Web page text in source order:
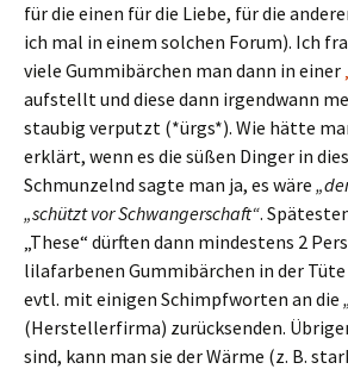
für die einen für die Liebe, für die
ich mal in einem solchen Forum). Ich
viele Gummibärchen man dann in einer
aufstellt und diese dann irgendwann
staubig verputzt (*ürgs*). Wie hätte
erklärt, wenn es die süßen Dinger in
Schmunzelnd sagte man ja, es wäre
„schützt vor Schwangerschaft“.
„These“ dürften dann mindestens 2
lilafarbenen Gummibärchen in der Tüte
evtl. mit einigen Schimpfworten an die
(Herstellerfirma) zurücksenden.
sind, kann man sie der Wärme (z. B.